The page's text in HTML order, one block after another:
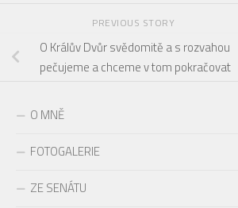
PREVIOUS STORY
O Králův Dvůr svědomitě a s rozvahou
pečujeme a chceme v tom pokračovat
O MNĚ
FOTOGALERIE
ZE SENÁTU